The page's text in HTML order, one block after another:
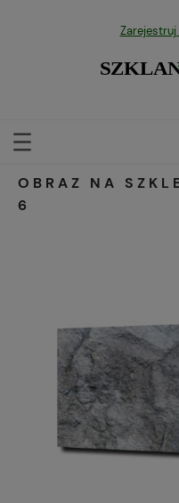
Zarejestruj
OBRAZ NA
6